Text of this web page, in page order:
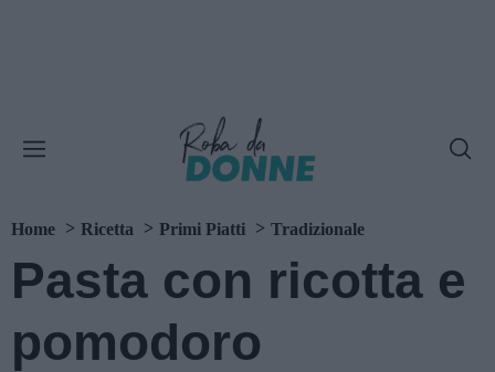
Home Ricetta Primi Piatti Tradizionale
Pasta con ricotta e
pomodoro